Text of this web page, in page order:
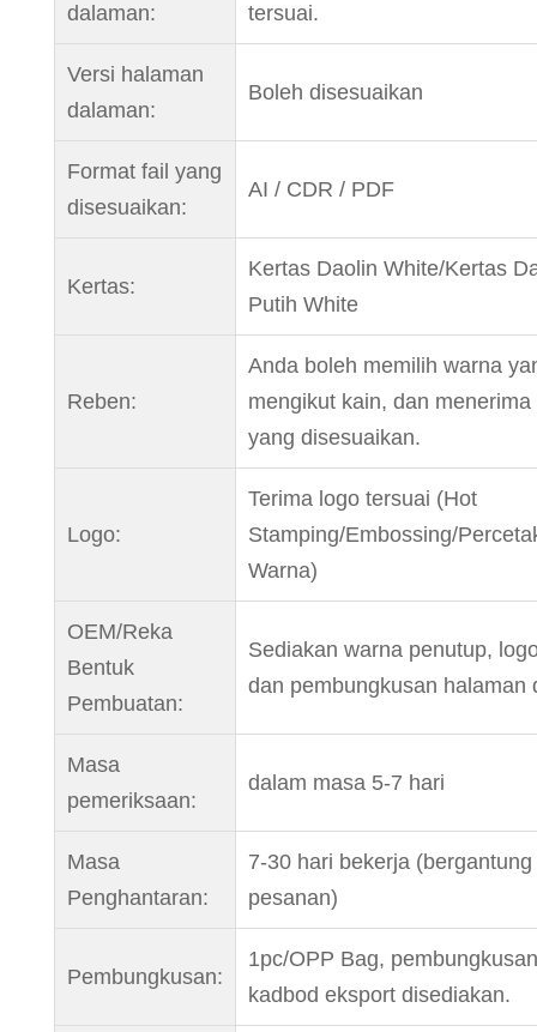
dalaman:
tersuai.
Versi halaman
dalaman:
Boleh disesuaikan
Format fail yang
disesuaikan:
AI / CDR / PDF
Kertas:
Kertas Daolin White/Kertas
Putih White
Reben:
Anda boleh memilih warna
mengikut kain, dan
yang disesuaikan.
Logo:
Terima logo tersuai (Hot
Stamping/Embossing/
Warna)
OEM/Reka
Bentuk
Pembuatan:
Sediakan warna penutup,
dan pembungkusan halaman
Masa
pemeriksaan:
dalam masa 5-7 hari
Masa
Penghantaran:
7-30 hari bekerja
pesanan)
Pembungkusan:
1pc/OPP Bag,
kadbod eksport disediakan.